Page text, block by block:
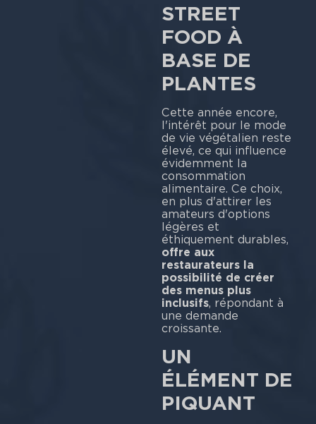
STREET
FOOD À
BASE DE
PLANTES
Cette année encore,
l'intérêt pour le mode
de vie végétalien reste
élevé, ce qui influence
évidemment la
consommation
alimentaire. Ce choix,
en plus d'attirer les
amateurs d'options
légères et
éthiquement durables,
offre aux
restaurateurs la
possibilité de créer
des menus plus
inclusifs, répondant à
une demande
croissante.
UN
ÉLÉMENT DE
PIQUANT